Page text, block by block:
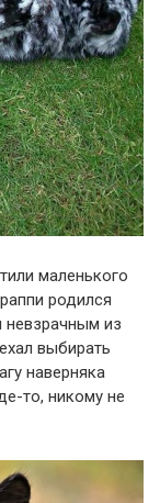
маленького
родился
из
выбирать
наверняка
то, никому не